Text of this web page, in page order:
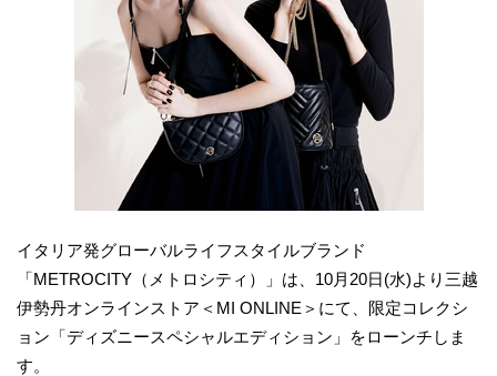
イタリア発グローバルライフスタイルブランド
「METROCITY（メトロシティ）」は、10月20日(水)より三越
伊勢丹オンラインストア＜MI ONLINE＞にて、限定コレクシ
ョン「ディズニースペシャルエディション」をローンチしま
す。